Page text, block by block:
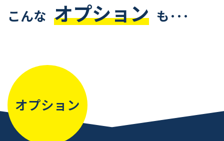
こんな オプション も･･･
オプション